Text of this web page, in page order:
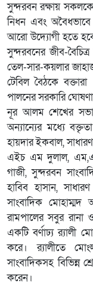
সুন্দরবন রক্ষায়
নিধন এবং অবৈধভাবে
আরো উদ্যোগী হতে
সুন্দরবনের জীব-
তেল-সার-কয়লার
টেবিল বৈঠকে
পালনের সরকারি
নূর আলম শেখের
অন্যান্যের মধ্যে
হায়দার ইকবাল,
এইচ এম দুলাল, এম,এ
গাজী, সুন্দরবন
হাবিব হাসান,
সাংবাদিক
রামপালের সবুর
একটি বর্ণাঢ্য র‌্যালী
করে। র‌্যালীতে
সাংবাদিকসহ
করেন।